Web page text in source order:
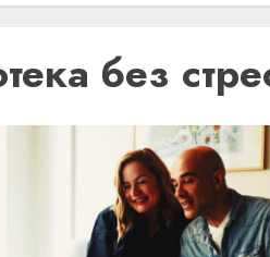
без